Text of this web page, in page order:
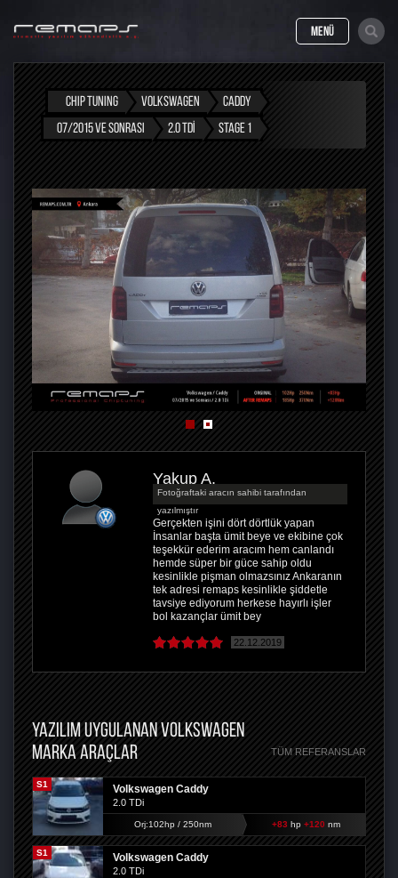
MENÜ
CHIP TUNING VOLKSWAGEN
CADDY
07/2015 VE SONRASI
2.0 TDI STAGE 1
Yakup A.
Fotoğraftaki aracın sahibi tarafından
yazılmıştır
Gerçekten işini dört dörtlük yapan
İnsanlar başta ümit beye ve ekibine çok
teşekkür ederim aracım hem canlandı
hemde süper bir güce sahip oldu
kesinlikle pişman olmazsınız Ankaranın
tek adresi remaps kesinlikle şiddetle
tavsiye ediyorum herkese hayırlı işler
bol kazançlar ümit bey
22.12.2019
YAZILIM UYGULANAN VOLKSWAGEN
MARKA ARAÇLAR
TÜM REFERANSLAR
S1 Volkswagen Caddy
2.0 TDi
Orj:102hp / 250nm +83 hp +120 nm
S1 Volkswagen Caddy
2.0 TDi